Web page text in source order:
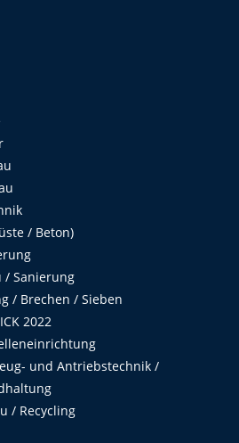
/ Beton)
/ Sanierung
/ Brechen / Sieben
2022
und Antriebstechnik /
/ Recycling